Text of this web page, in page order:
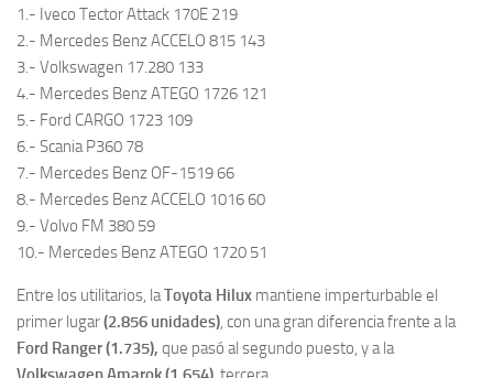
1.- Iveco Tector Attack 170E 219
2.- Mercedes Benz ACCELO 815 143
3.- Volkswagen 17.280 133
4.- Mercedes Benz ATEGO 1726 121
5.- Ford CARGO 1723 109
6.- Scania P360 78
7.- Mercedes Benz OF-1519 66
8.- Mercedes Benz ACCELO 1016 60
9.- Volvo FM 380 59
10.- Mercedes Benz ATEGO 1720 51
Entre los utilitarios, laToyota Hilux mantiene imperturbable el
primer lugar(2.856 unidades), con una gran diferencia frente a la
Ford Ranger (1.735), que pasó al segundo puesto, y a la